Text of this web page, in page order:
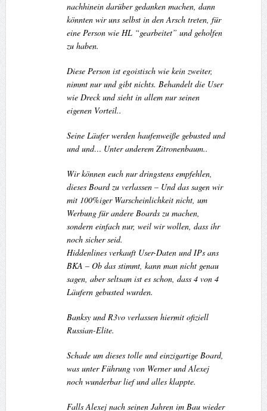
nachhinein darüber gedanken machen, dann
könnten wir uns selbst in den Arsch treten, für
eine Person wie HL “gearbeitet” und geholfen
zu haben.
Diese Person ist egoistisch wie kein zweiter,
nimmt nur und gibt nichts. Behandelt die User
wie Dreck und sieht in allem nur seinen
eigenen Vorteil..
Seine Läufer werden haufenweiße gebusted und
und und… Unter anderem Zitronenbaum..
Wir können euch nur dringstens empfehlen,
dieses Board zu verlassen – Und das sagen wir
mit 100%iger Warscheinlichkeit nicht, um
Werbung für andere Boards zu machen,
sondern einfach nur, weil wir wollen, dass ihr
noch sicher seid.
Hiddenlines verkauft User-Daten und IPs ans
BKA – Ob das stimmt, kann man nicht genau
sagen, aber seltsam ist es schon, dass 4 von 4
Läufern gebusted wurden.
Banksy und R3vo verlassen hiermit ofiziell
Russian-Elite.
Schade um dieses tolle und einzigartige Board,
was unter Führung von Werner und Alexej
noch wunderbar lief und alles klappte.
Falls Alexej nach seinen Jahren im Bau wieder